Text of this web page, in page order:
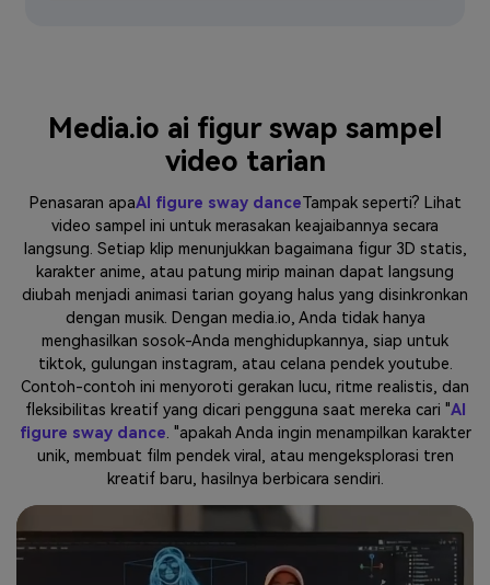
Media.io ai figur swap sampel
video tarian
Penasaran apaAI figure sway danceTampak seperti? Lihat
video sampel ini untuk merasakan keajaibannya secara
langsung. Setiap klip menunjukkan bagaimana figur 3D statis,
karakter anime, atau patung mirip mainan dapat langsung
diubah menjadi animasi tarian goyang halus yang disinkronkan
dengan musik. Dengan media.io, Anda tidak hanya
menghasilkan sosok-Anda menghidupkannya, siap untuk
tiktok, gulungan instagram, atau celana pendek youtube.
Contoh-contoh ini menyoroti gerakan lucu, ritme realistis, dan
fleksibilitas kreatif yang dicari pengguna saat mereka cari "AI
figure sway dance. "apakah Anda ingin menampilkan karakter
unik, membuat film pendek viral, atau mengeksplorasi tren
kreatif baru, hasilnya berbicara sendiri.